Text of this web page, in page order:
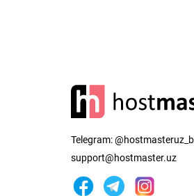
Telegram:
support@hostmaster.uz